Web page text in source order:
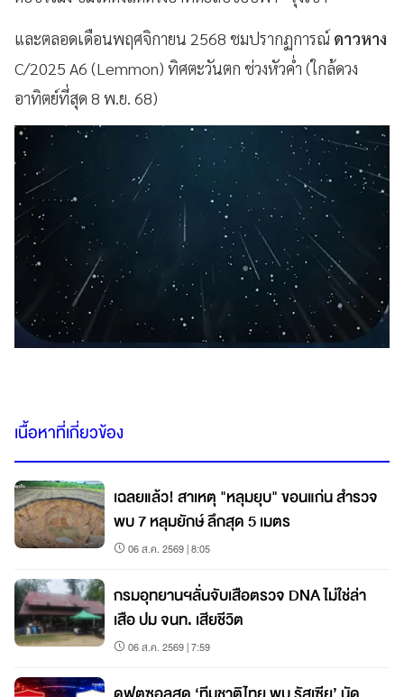
และตลอดเดือนพฤศจิกายน 2568 ชมปรากฏการณ์ ดาวหาง
C/2025 A6 (Lemmon) ทิศตะวันตก ช่วงหัวค่ำ (ใกล้ดวง
อาทิตย์ที่สุด 8 พ.ย. 68)
เนื้อหาที่เกี่ยวข้อง
เฉลยแล้ว! สาเหตุ "หลุมยุบ" ขอนแก่น สำรวจ
พบ 7 หลุมยักษ์ ลึกสุด 5 เมตร
06 ส.ค. 2569 | 8:05
กรมอุทยานฯลั่นจับเสือตรวจ ​DNA​ ไม่ใช่​ล่า
เสือ ปม จนท. เสียชีวิต
06 ส.ค. 2569 | 7:59